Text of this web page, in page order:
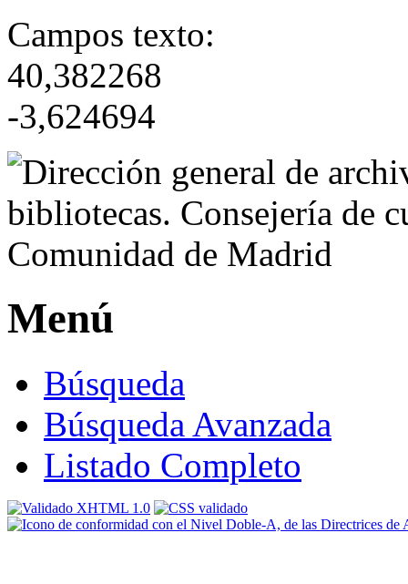
Campos texto:
40,382268
-3,624694
Menú
Búsqueda
Búsqueda Avanzada
Listado Completo